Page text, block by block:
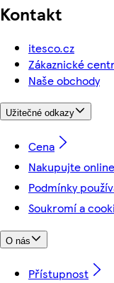
Kontakt
itesco.cz
Zákaznické
Naše obchody
Užitečné odkazy
Cena
Nakupujte
Podmínky
Soukromí a
O nás
Přístupnost